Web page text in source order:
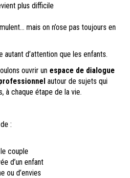
plus difficile
mais on n’ose pas toujours en
d’attention que les enfants.
ouvrir un espace de dialogue
autour de sujets qui
à chaque étape de la vie.
:
couple
d’un enfant
ou d’envies